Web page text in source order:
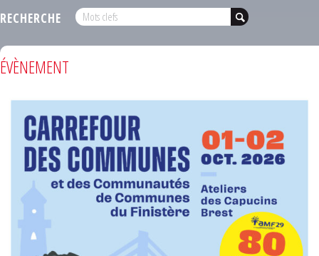
RECHERCHE
ÉVÈNEMENT